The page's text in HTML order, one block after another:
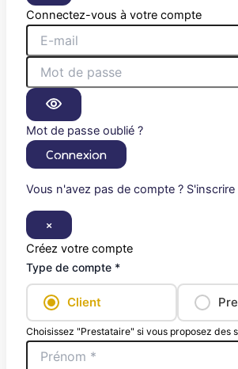
Connectez-vous à votre compte
Mot de passe oublié ?
Connexion
Vous n'avez pas de compte ? S'inscrire
×
Créez votre compte
Type de compte *
Client
Choisissez "Prestataire" si vous proposez des